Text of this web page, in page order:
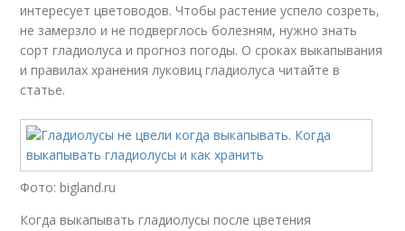
интересует цветоводов. Чтобы растение успело созреть,
не замерзло и не подверглось болезням, нужно знать
сорт гладиолуса и прогноз погоды. О сроках выкапывания
и правилах хранения луковиц гладиолуса читайте в
статье.
Фото: bigland.ru
Когда выкапывать гладиолусы после цветения